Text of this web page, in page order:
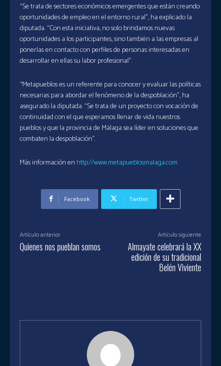
“Se trata de sectores económicos emergentes que están creando
oportunidades de empleo en el entorno rural”, ha explicado la
diputada. “Con esta iniciativa, no solo brindamos nuevas
oportunidades a los participantes, sino también a las empresas al
ponerlas en contacto con perfiles de personas interesadas en
desarrollar en ellas su labor profesional”.
“Metapueblos es un referente para conocer y evaluar las políticas
necesarias para abordar el fenómeno de la despoblación”, ha
asegurado la diputada. “Se trata de un proyecto con vocación de
continuidad con el que esperamos llenar de vida nuestros
pueblos y que la provincia de Málaga sea líder en soluciones que
combaten la despoblación”.
Más información en http://www.metapueblosmalaga.com
Facebook Twitter
Artículo anterior
Quienes nos pueblan somos
Artículo siguiente
Almayate celebrará la XX
edición de su tradicional
Belén Viviente